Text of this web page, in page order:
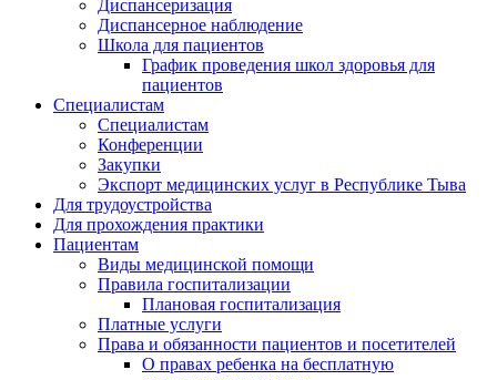
Диспансеризация
Диспансерное наблюдение
Школа для пациентов
График проведения школ здоровья для
пациентов
Специалистам
Специалистам
Конференции
Закупки
Экспорт медицинских услуг в Республике Тыва
Для трудоустройства
Для прохождения практики
Пациентам
Виды медицинской помощи
Правила госпитализации
Плановая госпитализация
Платные услуги
Права и обязанности пациентов и посетителей
О правах ребенка на бесплатную